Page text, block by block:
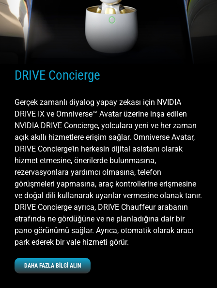
DRIVE Concierge
Gerçek zamanlı diyalog yapay zekası için NVIDIA
DRIVE IX ve Omniverse™ Avatar üzerine inşa edilen
NVIDIA DRIVE Concierge, yolculara yeni ve her zaman
açık akıllı hizmetlere erişim sağlar. Omniverse Avatar,
DRIVE Concierge’in herkesin dijital asistanı olarak
hizmet etmesine, önerilerde bulunmasına,
rezervasyonlara yardımcı olmasına, telefon
görüşmeleri yapmasına, araç kontrollerine erişmesine
ve doğal dili kullanarak uyarılar vermesine olanak tanır.
DRIVE Concierge ayrıca, DRIVE Chauffeur arabanın
etrafında ne gördüğüne ve ne planladığına dair bir
pano görünümü sağlar. Ayrıca, otomatik olarak aracı
park ederek bir vale hizmeti görür.
DAHA FAZLA BİLGİ ALIN